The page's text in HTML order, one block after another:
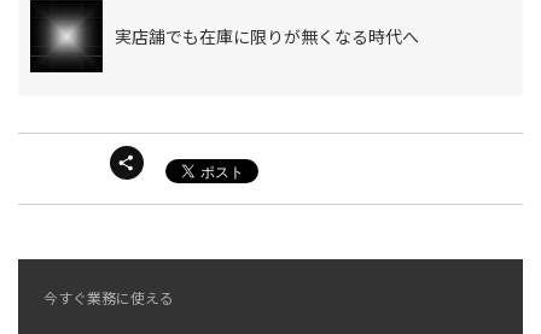
実店舗でも在庫に限りが無くなる時代へ
今すぐ業務に使える